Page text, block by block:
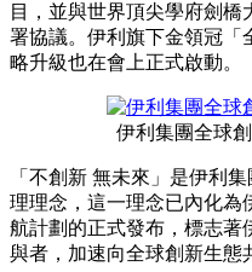
目，並與世界頂尖學府劍橋
署協議。伊利旗下金領冠「
略升級也在會上正式啟動。
伊利集團全球
「不創新 無未來」是伊利
理理念，這一理念已內化為
航計劃的正式發布，標志著
與者，加速向全球創新生態